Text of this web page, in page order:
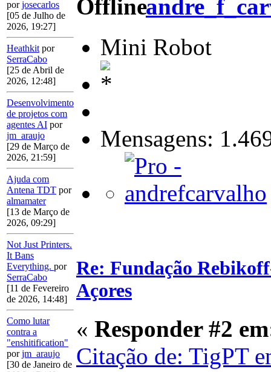
porjosecarlos
[05 de Julho de
2026, 19:27]
Heathkit por
SerraCabo
[25 de Abril de
2026, 12:48]
Desenvolvimento
de projetos com
agentes AI por
jm_araujo
[29 de Março de
2026, 21:59]
Ajuda com
Antena TDT por
almamater
[13 de Março de
2026, 09:29]
Not Just Printers.
It Bans
Everything. por
SerraCabo
[11 de Fevereiro
de 2026, 14:48]
Como lutar
contra a
"enshitification"
porjm_araujo
[30 de Janeiro de
Mini Robot
Mensagens:
Re: Fundação
Açores
« Responder #2
Citação de: TigPT